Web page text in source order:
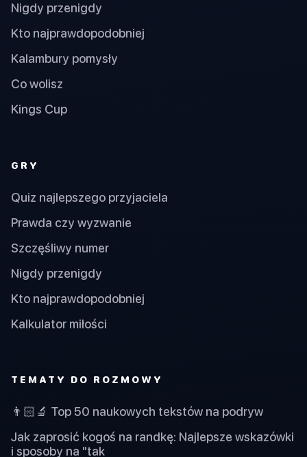
Nigdy przenigdy
Kto najprawdopodobniej
Kalambury pomysły
Co wolisz
Kings Cup
GRY
Quiz najlepszego przyjaciela
Prawda czy wyzwanie
Szczęśliwy numer
Nigdy przenigdy
Kto najprawdopodobniej
Kalkulator miłości
TEMATY DO ROZMOWY
👨🏻‍🔬 Top 50 naukowych tekstów na podryw
Jak zaprosić kogoś na randkę: Najlepsze wskazówki
i sposoby na "tak